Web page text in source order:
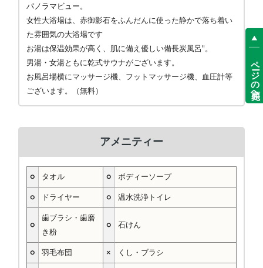
パノラマビュー。
女性大浴場は、赤御影石をふんだんに使った静かで落ち着い
た雰囲気の大浴場です
お湯は保温効果が高く、肌に備え優しい備長炭風呂"。
男湯・女湯ともに乾式サウナがございます。
お風呂場横にマッサージ機、フットマッサージ機、血圧計等
ございます。（無料）
アメニティー
○ タオル ○ ボディーソープ
○ ドライヤー ○ 温水洗浄トイレ
○
歯ブラシ・歯磨
き粉
○ 石けん
○ 羽毛布団 × くし・ブラシ
ページの先頭へ